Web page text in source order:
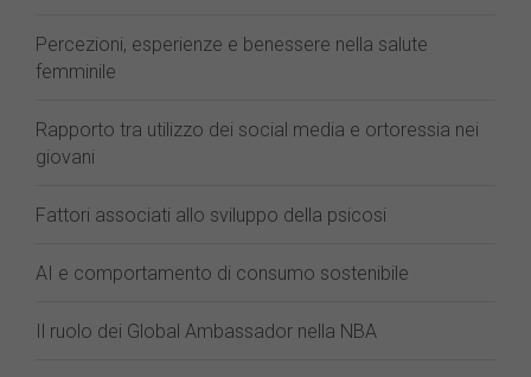
Percezioni, esperienze e benessere nella salute
femminile
Rapporto tra utilizzo dei social media e ortoressia nei
giovani
Fattori associati allo sviluppo della psicosi
AI e comportamento di consumo sostenibile
Il ruolo dei Global Ambassador nella NBA